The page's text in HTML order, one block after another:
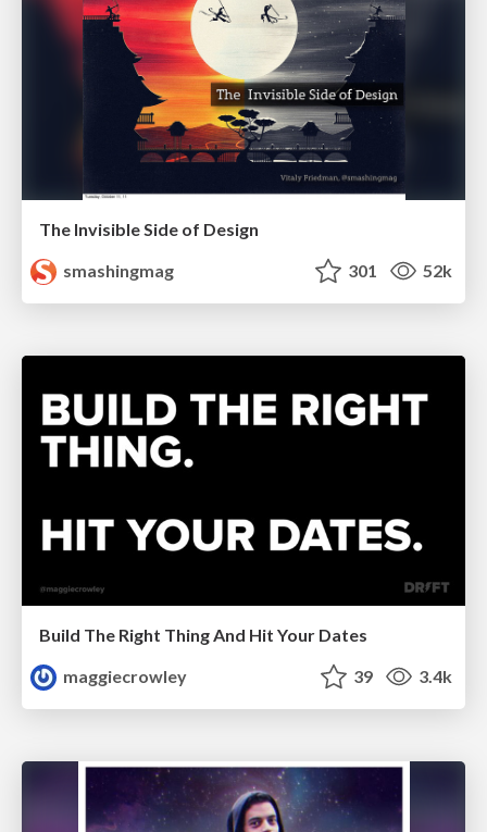
The Invisible Side of Design
smashingmag
301 52k
Build The Right Thing And Hit Your Dates
maggiecrowley
39 3.4k